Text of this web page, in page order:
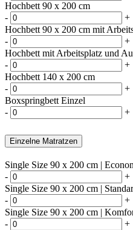
Hochbett 90 x 200 cm
-
+
Hochbett 90 x 200 cm mit
-
+
Hochbett mit Arbeitsplatz und
-
+
Hochbett 140 x 200 cm
-
+
Boxspringbett Einzel
-
+
Einzelne Matratzen
Single Size 90 x 200 cm |
-
+
Single Size 90 x 200 cm |
-
+
Single Size 90 x 200 cm |
-
+